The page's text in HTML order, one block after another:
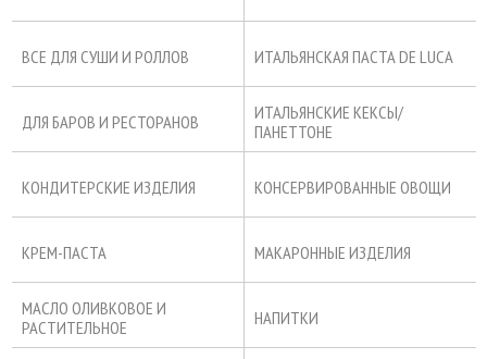
ВСЕ ДЛЯ СУШИ И РОЛЛОВ ИТАЛЬЯНСКАЯ ПАСТА DE LUCA
ДЛЯ БАРОВ И РЕСТОРАНОВ
ИТАЛЬЯНСКИЕ КЕКСЫ/
ПАНЕТТОНЕ
КОНДИТЕРСКИЕ ИЗДЕЛИЯ КОНСЕРВИРОВАННЫЕ ОВОЩИ
КРЕМ-ПАСТА МАКАРОННЫЕ ИЗДЕЛИЯ
МАСЛО ОЛИВКОВОЕ И
РАСТИТЕЛЬНОЕ
НАПИТКИ